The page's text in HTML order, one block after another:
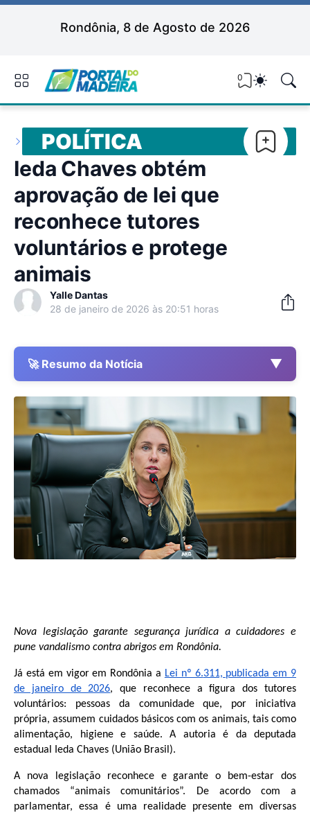
Rondônia, 8 de Agosto de 2026
0
POLÍTICA
Ieda Chaves obtém
aprovação de lei que
reconhece tutores
voluntários e protege
animais
Yalle Dantas
28 de janeiro de 2026 às 20:51 horas
🚀 Resumo da Notícia ▼
Nova legislação garante segurança jurídica a cuidadores e
pune vandalismo contra abrigos em Rondônia.
Já está em vigor em Rondônia a Lei nº 6.311, publicada em 9
de janeiro de 2026, que reconhece a figura dos tutores
voluntários: pessoas da comunidade que, por iniciativa
própria, assumem cuidados básicos com os animais, tais como
alimentação, higiene e saúde. A autoria é da deputada
estadual Ieda Chaves (União Brasil).
A nova legislação reconhece e garante o bem-estar dos
chamados “animais comunitários”. De acordo com a
parlamentar, essa é uma realidade presente em diversas